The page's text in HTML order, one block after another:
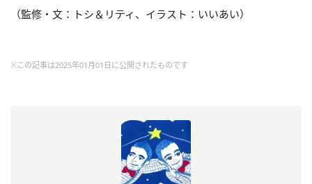
（監修・文：トシ＆リティ、イラスト：いいあい）
※この記事は2025年01月01日に公開されたものです